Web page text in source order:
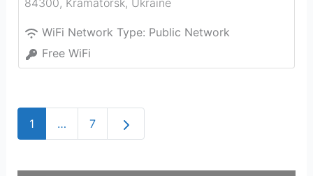
84300, Kramatorsk, Ukraine
WiFi Network Type: Public Network
Free WiFi
1 … 7 Older posts